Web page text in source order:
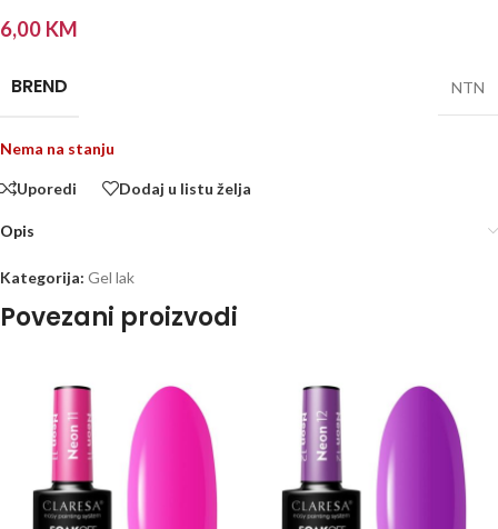
6,00 KM
BREND NTN
Nema na stanju
Uporedi Dodaj u listu želja
Opis
Kategorija: Gel lak
Povezani proizvodi